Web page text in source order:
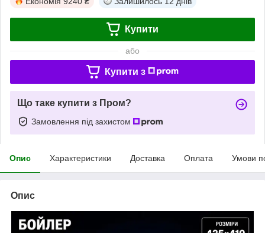
Купити
або
Купити з
Що таке купити з Пром?
Замовлення під захистом
Опис Характеристики Доставка Оплата Умови
Опис